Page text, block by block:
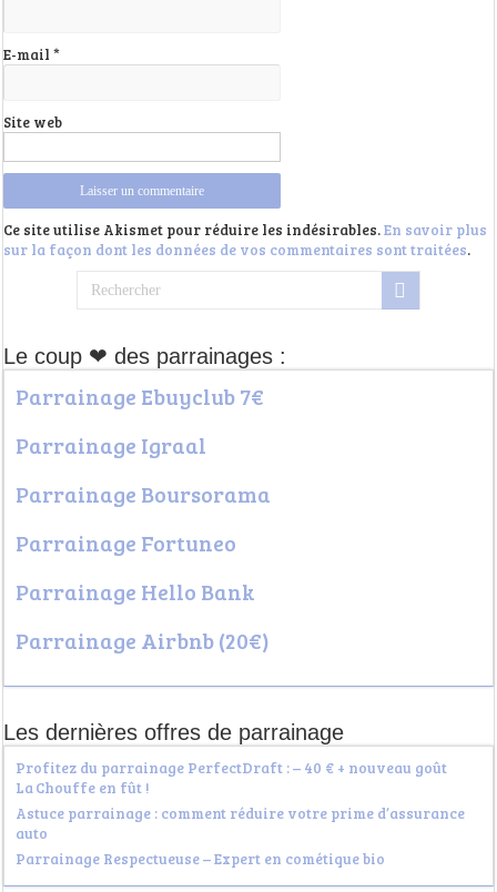
E-mail*
Site web
Ce site utilise Akismet pour réduire les indésirables.En savoir plus
sur la façon dont les données de vos commentaires sont traitées.
Le coup ❤ des parrainages :
Parrainage Ebuyclub 7€
Parrainage Igraal
Parrainage Boursorama
Parrainage Fortuneo
Parrainage Hello Bank
Parrainage Airbnb (20€)
Les dernières offres de parrainage
Profitez du parrainage PerfectDraft : – 40 € + nouveau goût
La Chouffe en fût !
Astuce parrainage : comment réduire votre prime d’assurance
auto
Parrainage Respectueuse – Expert en cométique bio